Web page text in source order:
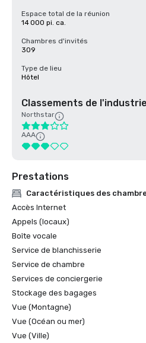
Espace total de la réunion
14 000 pi. ca.
Chambres d'invités
309
Type de lieu
Hôtel
Classements de l'industrie
Northstar
AAA
Prestations
Caractéristiques des
Accès Internet
Appels (locaux)
Boîte vocale
Service de blanchisserie
Service de chambre
Services de conciergerie
Stockage des bagages
Vue (Montagne)
Vue (Océan ou mer)
Vue (Ville)